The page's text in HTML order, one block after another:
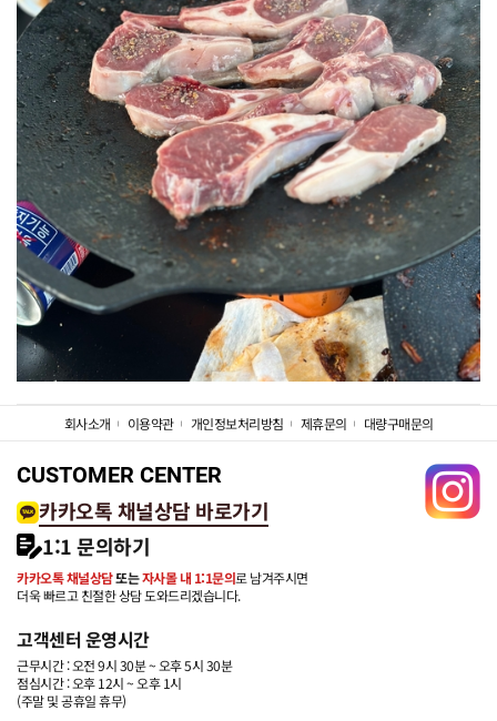
회사소개 이용약관 개인정보처리방침 제휴문의 대량구매문의
CUSTOMER CENTER
카카오톡 채널상담 바로가기
1:1 문의하기
카카오톡 채널상담또는자사몰 내 1:1문의로 남겨주시면
더욱 빠르고 친절한 상담 도와드리겠습니다.
고객센터 운영시간
근무시간 : 오전 9시 30분 ~ 오후 5시 30분
점심시간 : 오후 12시 ~ 오후 1시
(주말 및 공휴일 휴무)